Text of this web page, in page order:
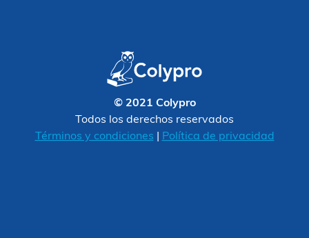
© 2021 Colypro
Todos los derechos reservados
Términos y condiciones
Política de privacidad